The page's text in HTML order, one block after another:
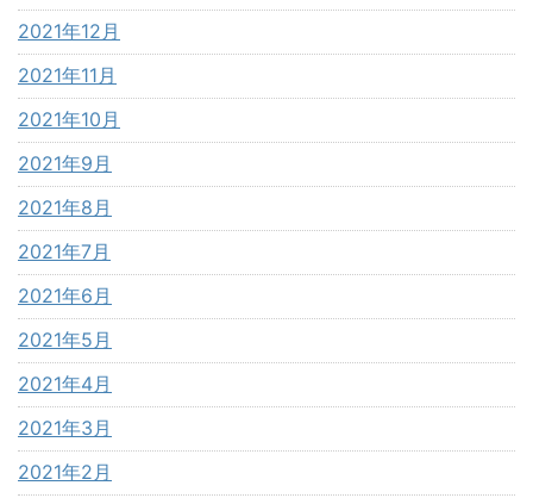
2021年12月
2021年11月
2021年10月
2021年9月
2021年8月
2021年7月
2021年6月
2021年5月
2021年4月
2021年3月
2021年2月